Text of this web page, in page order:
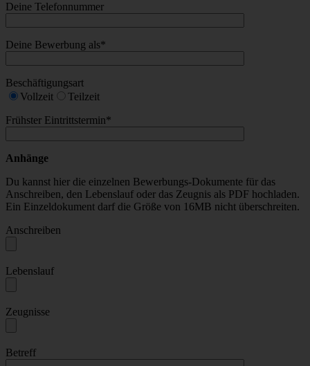
Deine Telefonnummer
Deine Bewerbung als*
Beschäftigungsart
Vollzeit
Teilzeit
Frühster Eintrittstermin*
Anhänge
Du kannst hier die einzelnen Bewerbungs-Dokumente für das
Anschreiben, den Lebenslauf oder das Zeugnis als PDF hochladen.
Ein Einzeldokument darf die Größe von 16MB nicht überschreiten.
Anschreiben
Lebenslauf
Zeugnisse
Betreff